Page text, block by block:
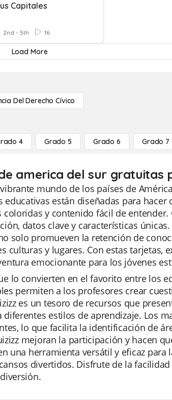
Capitales
2nd - 5th 16
Load More
Del Derecho Cívico
4 Grado 5 Grado 6 Grado 7
america del sur gratuitas
mundo de los países de
están diseñadas para hacer
y contenido fácil de entender.
datos clave y características
solo promueven la retención de
y lugares. Con estas tarjetas,
emocionante para los jóvenes
lo convierten en el favorito entre los
permiten a los profesores crear
es un tesoro de recursos que
estilos de aprendizaje. Los
lo que facilita la identificación de
mejoran la participación y hacen
una herramienta versátil y eficaz para
divertidos. Disfrute de la